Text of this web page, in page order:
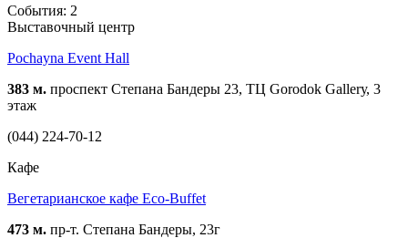
События: 2
Выставочный центр
Pochayna Event Hall
383 м. проспект Степана Бандеры 23, ТЦ Gorodok Gallerу, 3
этаж
(044) 224-70-12
Кафе
Вегетарианское кафе Eco-Buffet
473 м. пр-т. Степана Бандеры, 23г